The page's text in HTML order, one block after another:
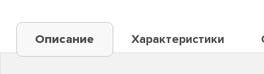
Описание Характеристики